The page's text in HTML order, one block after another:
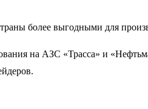
более выгодными для
на АЗС «Трасса» и